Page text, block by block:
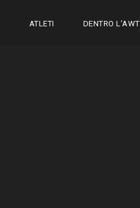
ATLETI DENTRO L’AWT